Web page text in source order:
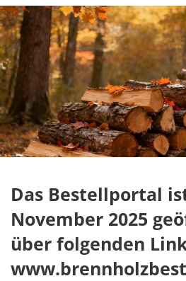
Das Bestellportal
November 2025
über folgenden